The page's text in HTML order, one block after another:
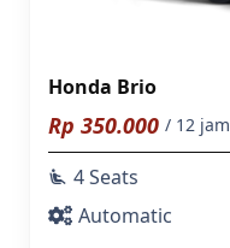
Honda Brio
Rp 350.000 / 12 jam
airline_seat_recline_extra 4 Seats
Automatic